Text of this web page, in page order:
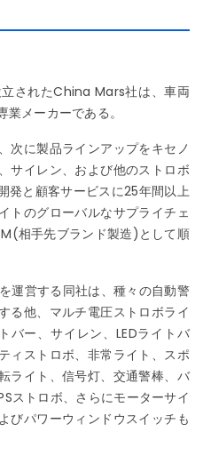
されたChina Mars社は、車両
メーカーである。
次に製品ラインアップをキセノ
サイレン、および他のストロボ
発と顧客サービスに25年間以上
トのグローバルなサプライチェ
相手先ブランド製造)として順
運営する同社は、種々の自動警
る他、マルチ電圧ストロボライ
バー、サイレン、LEDライトバ
ィストロボ、非常ライト、スポ
ライト、信号灯、交通警棒、バ
ストロボ、さらにモーターサイ
びパワーウィンドウスイッチも